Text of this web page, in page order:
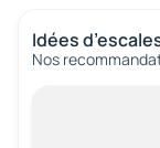
Idées
Nos